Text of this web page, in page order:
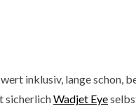
inklusiv, lange schon,
sicherlichWadjet Eye